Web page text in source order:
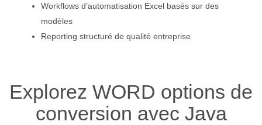
Workflows d’automatisation Excel basés sur des
modèles
Reporting structuré de qualité entreprise
Explorez WORD options de
conversion avec Java